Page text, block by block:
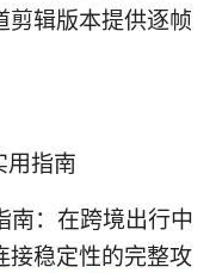
剪辑版本提供逐帧
用指南
南：在跨境出行中
接稳定性的完整攻